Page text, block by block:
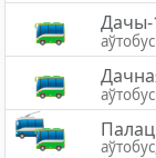
Дачы-
аўтобус
аўтобус